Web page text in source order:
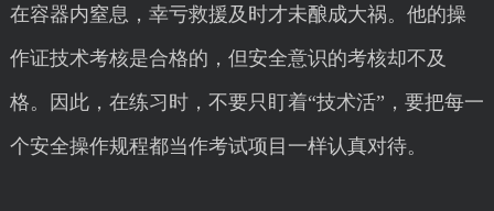
在容器内窒息，幸亏救援及时才未酿成大祸。他的操
作证技术考核是合格的，但安全意识的考核却不及
格。因此，在练习时，不要只盯着“技术活”，要把每一
个安全操作规程都当作考试项目一样认真对待。